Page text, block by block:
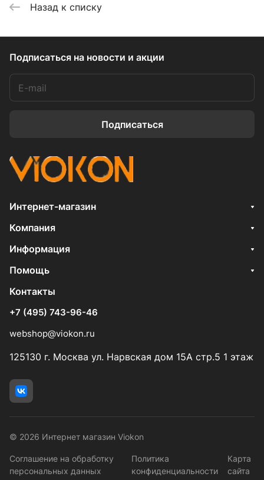
Назад к списку
Подписаться на новости и акции
Подписаться
Интернет-магазин
Компания
Информация
Помощь
Контакты
+7 (495) 743-96-46
webshop@viokon.ru
125130 г. Москва ул. Нарвская дом 15А стр.5 1 этаж
© 2026 Интернет магазин Viokon
Соглашение на обработку
персональных данных
Политика
конфиденциальности
Карта
сайта